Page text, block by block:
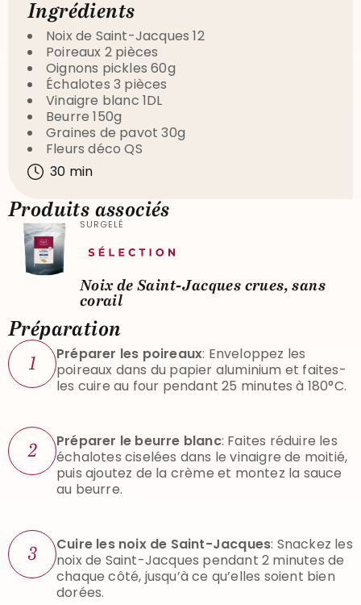
Ingrédients
Noix de Saint-Jacques 12
Poireaux 2 pièces
Oignons pickles 60g
Échalotes 3 pièces
Vinaigre blanc 1DL
Beurre 150g
Graines de pavot 30g
Fleurs déco QS
30 min
Produits associés
SURGELÉ
Noix de Saint-Jacques crues, sans
corail
Préparation
1 Préparer les poireaux: Enveloppez les
poireaux dans du papier aluminium et faites-
les cuire au four pendant 25 minutes à 180°C.
2 Préparer le beurre blanc: Faites réduire les
échalotes ciselées dans le vinaigre de moitié,
puis ajoutez de la crème et montez la sauce
au beurre.
3 Cuire les noix de Saint-Jacques: Snackez les
noix de Saint-Jacques pendant 2 minutes de
chaque côté, jusqu’à ce qu’elles soient bien
dorées.